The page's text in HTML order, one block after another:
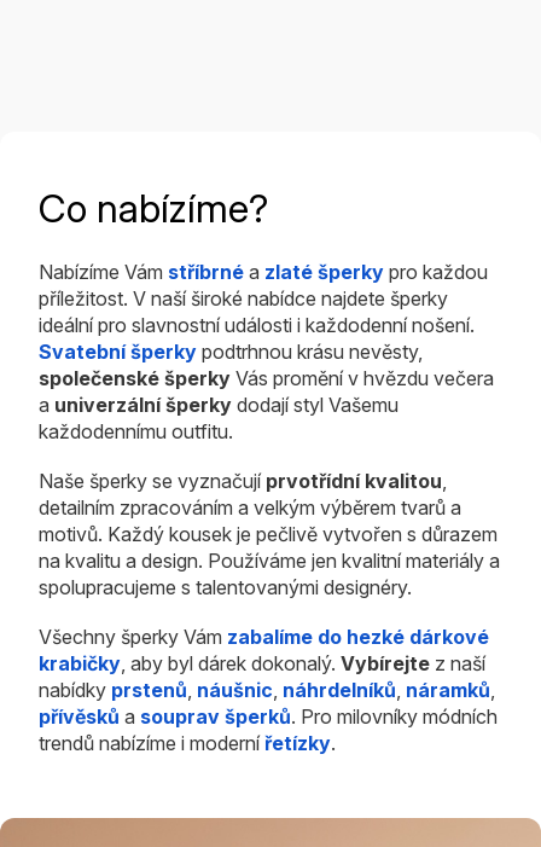
Co nabízíme?
Nabízíme Vám stříbrné a zlaté šperky pro každou
příležitost. V naší široké nabídce najdete šperky
ideální pro slavnostní události i každodenní nošení.
Svatební šperky podtrhnou krásu nevěsty,
společenské šperky Vás promění v hvězdu večera
a univerzální šperky dodají styl Vašemu
každodennímu outfitu.
Naše šperky se vyznačují prvotřídní kvalitou
detailním zpracováním a velkým výběrem tvarů a
motivů. Každý kousek je pečlivě vytvořen s důrazem
na kvalitu a design. Používáme jen kvalitní materiály a
spolupracujeme s talentovanými designéry.
Všechny šperky Vám zabalíme do hezké dárkové
krabičky , aby byl dárek dokonalý. Vybírejte z naší
nabídky prstenů náušnic náhrdelníků náramků
přívěsků a souprav šperků. Pro milovníky módních
trendů nabízíme i modernířetízky.